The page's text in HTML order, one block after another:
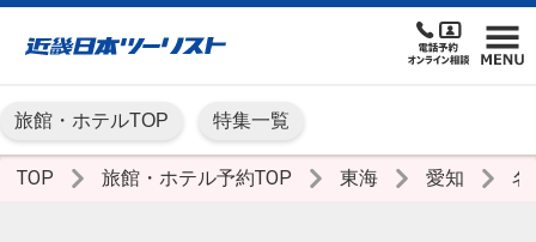
旅館・ホテルTOP 特集一覧
TOP 旅館・ホテル予約TOP 東海 愛知